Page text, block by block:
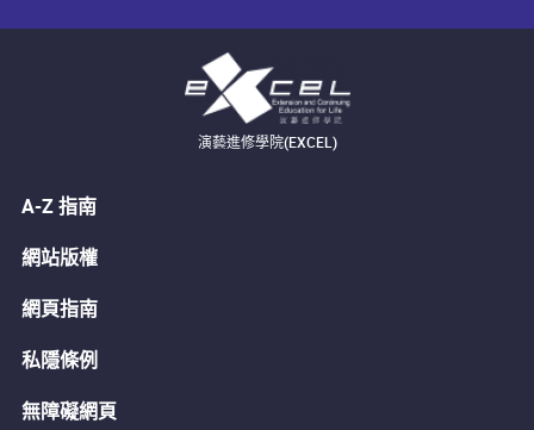
演藝進修學院(EXCEL)
A-Z 指南
網站版權
網頁指南
私隱條例
無障礙網頁